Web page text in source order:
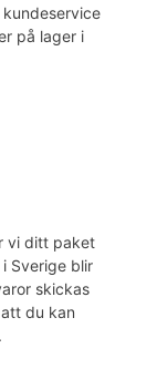
på lager i
vi ditt paket
Sverige blir
skickas
du kan